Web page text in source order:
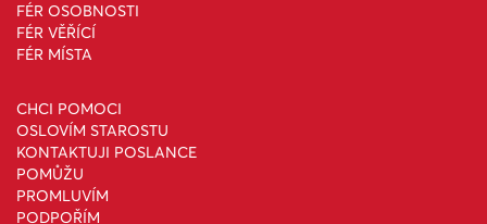
FÉR OSOBNOSTI
FÉR VĚŘÍCÍ
FÉR MÍSTA
CHCI POMOCI
OSLOVÍM STAROSTU
KONTAKTUJI POSLANCE
POMŮŽU
PROMLUVÍM
PODPOŘÍM